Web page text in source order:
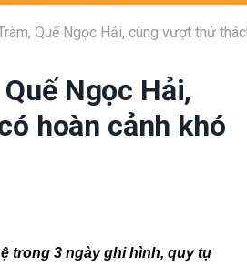
Quế Ngọc Hải, cùng vượt thử
Ngọc Hải,
hoàn cảnh khó
trong 3 ngày ghi hình, quy tụ